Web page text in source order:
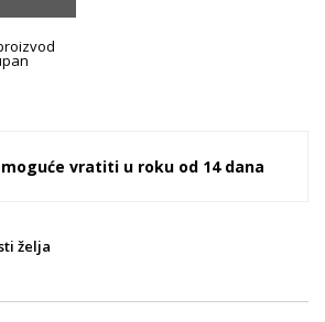
vratiti u roku od 14 dana
želja